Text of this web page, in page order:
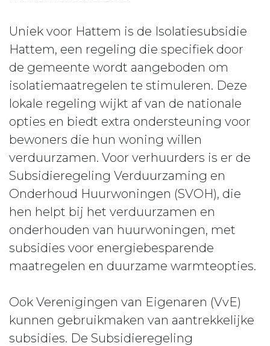
Uniek voor Hattem is de Isolatiesubsidie
Hattem, een regeling die specifiek door
de gemeente wordt aangeboden om
isolatiemaatregelen te stimuleren. Deze
lokale regeling wijkt af van de nationale
opties en biedt extra ondersteuning voor
bewoners die hun woning willen
verduurzamen. Voor verhuurders is er de
Subsidieregeling Verduurzaming en
Onderhoud Huurwoningen (SVOH), die
hen helpt bij het verduurzamen en
onderhouden van huurwoningen, met
subsidies voor energiebesparende
maatregelen en duurzame warmteopties.
Ook Verenigingen van Eigenaren (VvE)
kunnen gebruikmaken van aantrekkelijke
subsidies. De Subsidieregeling